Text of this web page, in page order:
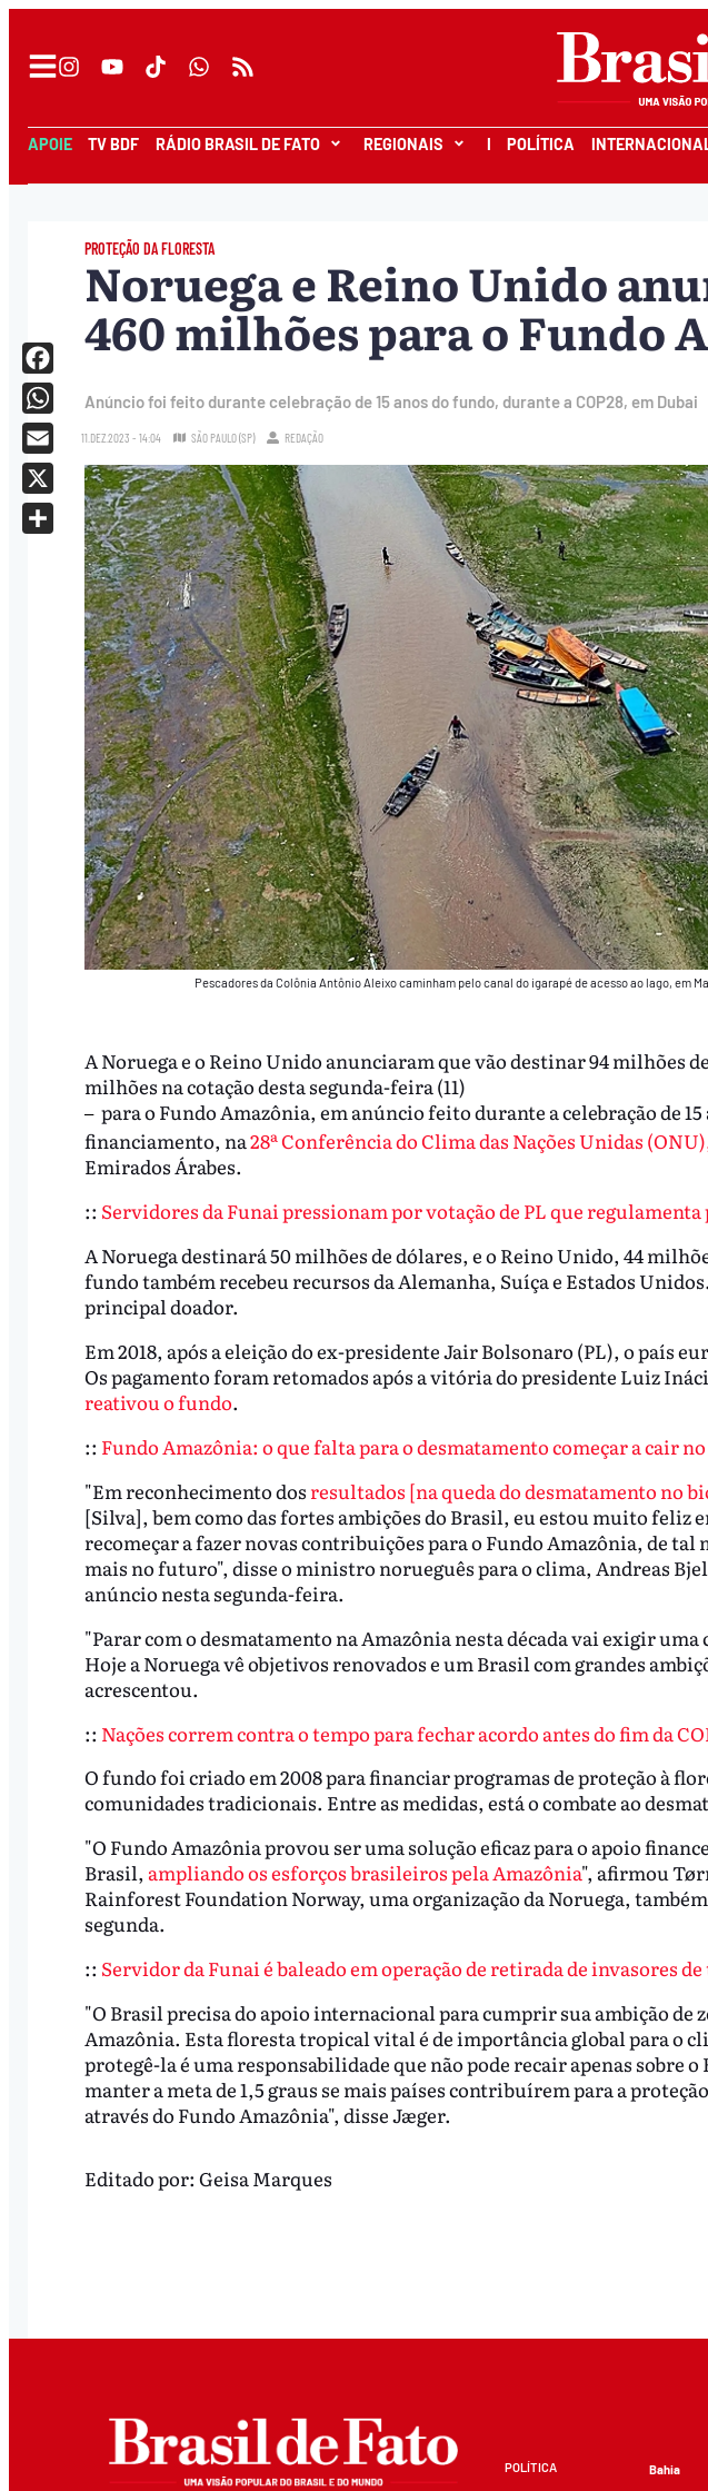
APOIE TV BDF RÁDIO BRASIL DE FATO REGIONAIS I POLÍTICA
PROTEÇÃO DA FLORESTA
Noruega e Reino Unido
460 milhões para o Fundo
Anúncio foi feito durante celebração de 15 anos do fundo, durante a COP28, em Dubai
11.DEZ.2023 - 14:04 SÃO PAULO (SP) REDAÇÃO
Pescadores da Colônia Antônio Aleixo caminham pelo canal do igarapé de acesso ao lago, em
A Noruega e o Reino Unido anunciaram que vão destinar 94 milhões
milhões na cotação desta segunda-feira (11)
– para o Fundo Amazônia, em anúncio feito durante a celebração de
financiamento, na28ª Conferência do Clima das Nações Unidas
Emirados Árabes.
:: Servidores da Funai pressionam por votação de PL que
A Noruega destinará 50 milhões de dólares, e o Reino Unido, 44
fundo também recebeu recursos da Alemanha, Suíça e Estados
principal doador.
Em 2018, após a eleição do ex-presidente Jair Bolsonaro (PL), o país
Os pagamento foram retomados após a vitória do presidente Luiz
reativou o fundo.
:: Fundo Amazônia: o que falta para o desmatamento começar a cair
"Em reconhecimento dos resultados [na queda do desmatamento no
[Silva], bem como das fortes ambições do Brasil, eu estou muito feliz
recomeçar a fazer novas contribuições para o Fundo Amazônia, de tal
mais no futuro", disse o ministro norueguês para o clima, Andreas
anúncio nesta segunda-feira.
"Parar com o desmatamento na Amazônia nesta década vai exigir
Hoje a Noruega vê objetivos renovados e um Brasil com grandes
acrescentou.
:: Nações correm contra o tempo para fechar acordo antes do fim da
O fundo foi criado em 2008 para financiar programas de proteção à
comunidades tradicionais. Entre as medidas, está o combate ao
"O Fundo Amazônia provou ser uma solução eficaz para o apoio
Brasil, ampliando os esforços brasileiros pela Amazônia", afirmou
Rainforest Foundation Norway, uma organização da Noruega,
segunda.
:: Servidor da Funai é baleado em operação de retirada de invasores
"O Brasil precisa do apoio internacional para cumprir sua ambição de
Amazônia. Esta floresta tropical vital é de importância global para o
protegê-la é uma responsabilidade que não pode recair apenas sobre
manter a meta de 1,5 graus se mais países contribuírem para a
através do Fundo Amazônia", disse Jæger.
Facebook
WhatsApp
Email
X
Editado por: Geisa Marques
POLÍTICA Bahia